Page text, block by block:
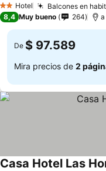
2 Estrellas
Hotel Balcones en
8,4 Muy bueno 264
De $ 97.589
Mira precios de 2
Casa Hotel Las